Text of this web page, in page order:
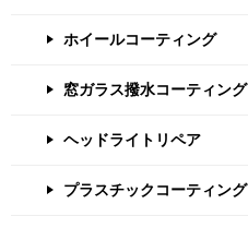
ホイールコーティング
窓ガラス撥水コーティング
ヘッドライトリペア
プラスチックコーティング